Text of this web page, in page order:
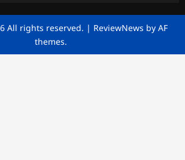
All rights reserved. | ReviewNews by AF
themes.